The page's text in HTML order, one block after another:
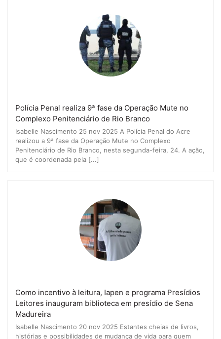
Polícia Penal realiza 9ª fase da Operação Mute no
Complexo Penitenciário de Rio Branco
Isabelle Nascimento 25 nov 2025 A Polícia Penal do Acre
realizou a 9ª fase da Operação Mute no Complexo
Penitenciário de Rio Branco, nesta segunda-feira, 24. A ação,
que é coordenada pela [...]
Como incentivo à leitura, Iapen e programa Presídios
Leitores inauguram biblioteca em presídio de Sena
Madureira
Isabelle Nascimento 20 nov 2025 Estantes cheias de livros,
histórias e possibilidades de mudança de vida para quem